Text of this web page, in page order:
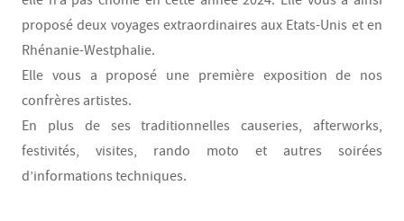
proposé deux voyages extraordinaires aux Etats-Unis et en
Rhénanie-Westphalie.
Elle vous a proposé une première exposition de nos
confrères artistes.
En plus de ses traditionnelles causeries, afterworks,
festivités, visites, rando moto et autres soirées
d’informations techniques.